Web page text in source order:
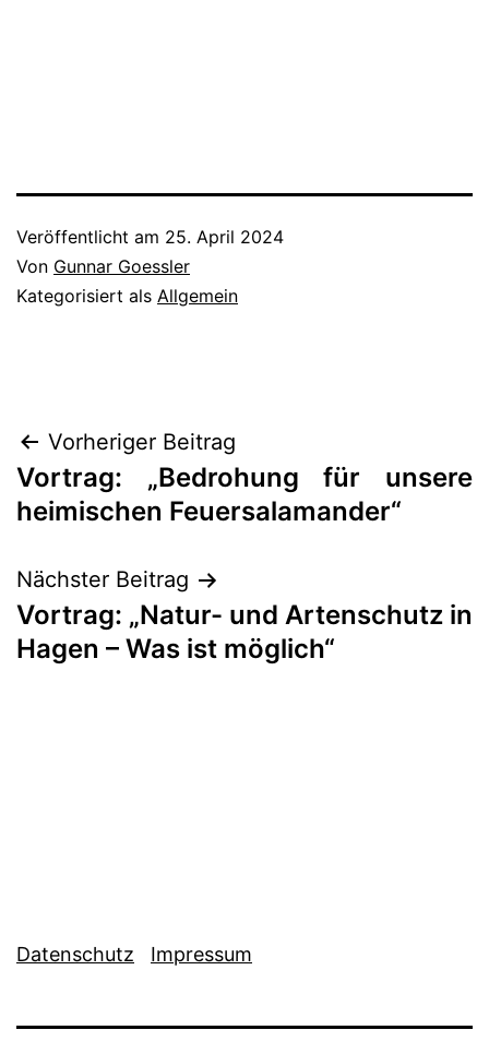
Veröffentlicht am 25. April 2024
Von Gunnar Goessler
Kategorisiert als Allgemein
Beitragsnavigation
Vorheriger Beitrag
Vortrag: „Bedrohung für unsere
heimischen Feuersalamander“
Nächster Beitrag
Vortrag: „Natur- und Artenschutz in
Hagen – Was ist möglich“
Datenschutz Impressum